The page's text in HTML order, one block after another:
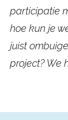
participatie
hoe kun je
juist
project? We